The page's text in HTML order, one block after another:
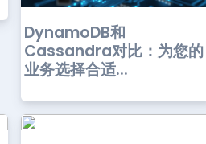
DynamoDB和
Cassandra对比：为您的
业务选择合适...